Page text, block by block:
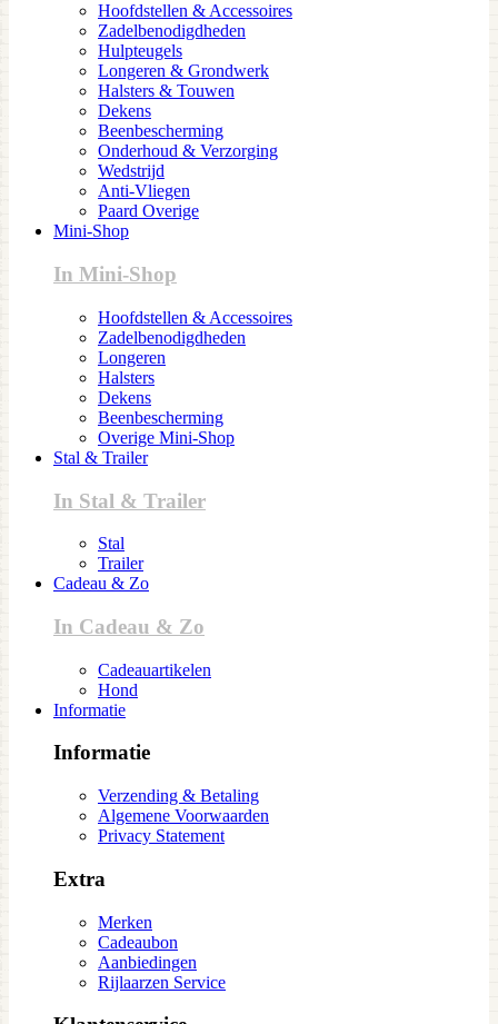
Hoofdstellen & Accessoires
Zadelbenodigdheden
Hulpteugels
Longeren & Grondwerk
Halsters & Touwen
Dekens
Beenbescherming
Onderhoud & Verzorging
Wedstrijd
Anti-Vliegen
Paard Overige
Mini-Shop
In Mini-Shop
Hoofdstellen & Accessoires
Zadelbenodigdheden
Longeren
Halsters
Dekens
Beenbescherming
Overige Mini-Shop
Stal & Trailer
In Stal & Trailer
Stal
Trailer
Cadeau & Zo
In Cadeau & Zo
Cadeauartikelen
Hond
Informatie
Informatie
Verzending & Betaling
Algemene Voorwaarden
Privacy Statement
Extra
Merken
Cadeaubon
Aanbiedingen
Rijlaarzen Service